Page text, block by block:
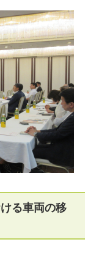
る車両の移